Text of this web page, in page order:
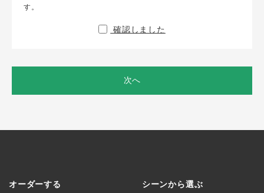
す。
確認しました
次へ
オーダーする シーンから選ぶ